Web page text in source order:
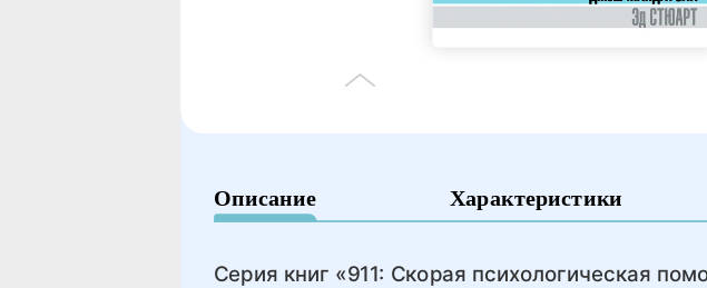
Описание Характеристики
Серия книг «911: Скорая психологическая